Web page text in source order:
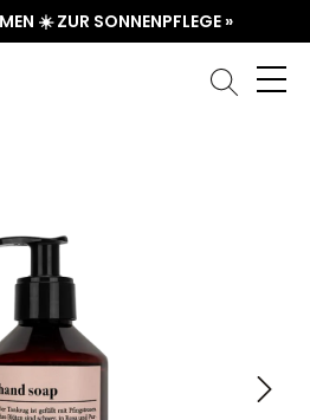
☀️ ZUR SONNENPFLEGE »